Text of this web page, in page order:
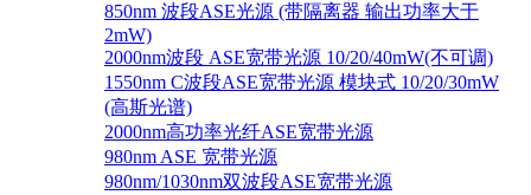
850nm 波段ASE光源 (带隔离器 输出功率大于
2mW)
2000nm波段 ASE宽带光源 10/20/40mW(不可调)
1550nm C波段ASE宽带光源 模块式 10/20/30mW
(高斯光谱)
2000nm高功率光纤ASE宽带光源
980nm ASE 宽带光源
980nm/1030nm双波段ASE宽带光源